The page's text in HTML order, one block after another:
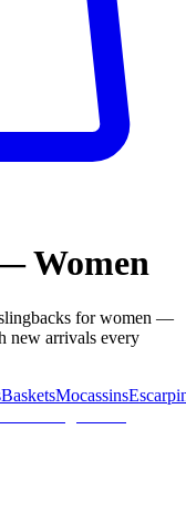
Women
slingbacks for women —
new arrivals every
BasketsMocassins